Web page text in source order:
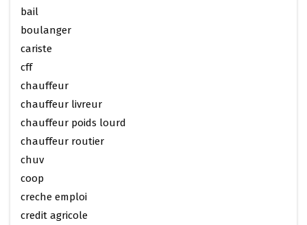
bail
boulanger
cariste
cff
chauffeur
chauffeur livreur
chauffeur poids lourd
chauffeur routier
chuv
coop
creche emploi
credit agricole